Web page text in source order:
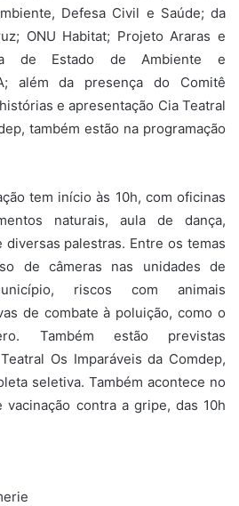
Defesa Civil e Saúde; da
ONU Habitat; Projeto Araras e
de Estado de Ambiente e
além da presença do Comitê
e apresentação Cia Teatral
também estão na programação
tem início às 10h, com oficinas
naturais, aula de dança,
palestras. Entre os temas
de câmeras nas unidades de
riscos com animais
de combate à poluição, como o
Também estão previstas
Os Imparáveis da Comdep,
seletiva. Também acontece no
vacinação contra a gripe, das 10h